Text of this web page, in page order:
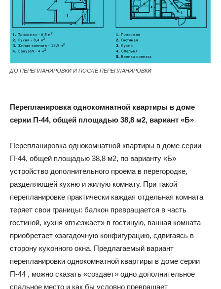
ДО ПЕРЕПЛАНИРОВКИ И ПОСЛЕ ПЕРЕПЛАНИРОВКИ
Перепланировка однокомнатной квартиры в доме
серии П-44, общей площадью 38,8 м2, вариант «Б»
Перепланировка однокомнатной квартиры в доме серии
П-44, общей площадью 38,8 м2, по варианту «Б»
устройство дополнительного проема в перегородке,
разделяющей кухню и жилую комнату. При такой
перепланировке практически каждая отдельная комната
теряет свои границы: балкон превращается в часть
гостиной, кухня «въезжает» в гостиную, ванная комната
приобретает «загадочную конфигурацию, сдвигаясь в
сторону кухонного окна. Предлагаемый вариант
перепланировки однокомнатной квартиры в доме серии
П-44 , можно сказать «создает» одно дополнительное
спальное место и как бы условно превращает